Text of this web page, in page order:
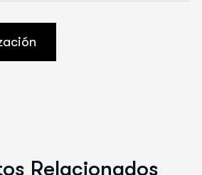
Relacionados